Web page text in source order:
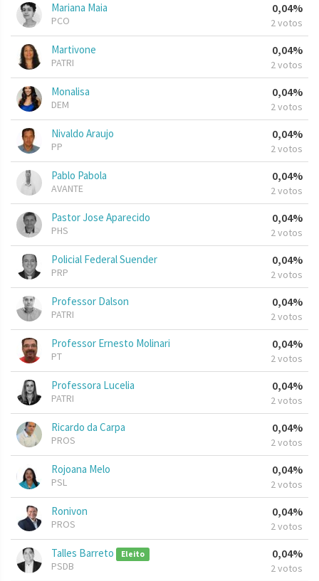
Mariana Maia
PCO
0,04%
2 votos
Martivone
PATRI
0,04%
2 votos
Monalisa
DEM
0,04%
2 votos
Nivaldo Araujo
PP
0,04%
2 votos
Pablo Pabola
AVANTE
0,04%
2 votos
Pastor Jose Aparecido
PHS
0,04%
2 votos
Policial Federal Suender
PRP
0,04%
2 votos
Professor Dalson
PATRI
0,04%
2 votos
Professor Ernesto Molinari
PT
0,04%
2 votos
Professora Lucelia
PATRI
0,04%
2 votos
Ricardo da Carpa
PROS
0,04%
2 votos
Rojoana Melo
PSL
0,04%
2 votos
Ronivon
PROS
0,04%
2 votos
Talles Barreto Eleito
PSDB
0,04%
2 votos